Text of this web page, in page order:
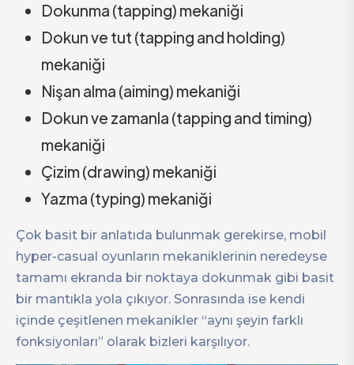
Dokunma (tapping) mekaniği
Dokun ve tut (tapping and holding)
mekaniği
Nişan alma (aiming) mekaniği
Dokun ve zamanla (tapping and timing)
mekaniği
Çizim (drawing) mekaniği
Yazma (typing) mekaniği
Çok basit bir anlatıda bulunmak gerekirse, mobil
hyper-casual oyunların mekaniklerinin neredeyse
tamamı ekranda bir noktaya dokunmak gibi basit
bir mantıkla yola çıkıyor. Sonrasında ise kendi
içinde çeşitlenen mekanikler “aynı şeyin farklı
fonksiyonları” olarak bizleri karşılıyor.